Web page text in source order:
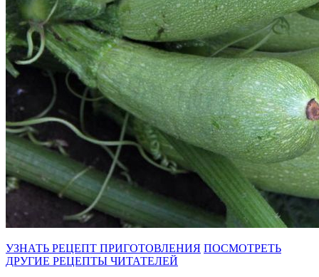
УЗНАТЬ РЕЦЕПТ ПРИГОТОВЛЕНИЯ ПОСМОТРЕТЬ
ДРУГИЕ РЕЦЕПТЫ ЧИТАТЕЛЕЙ